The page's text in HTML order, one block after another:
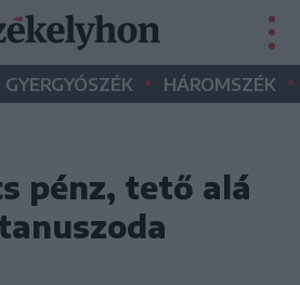
GYERGYÓSZÉK • HÁROMSZÉK •
pénz, tető alá